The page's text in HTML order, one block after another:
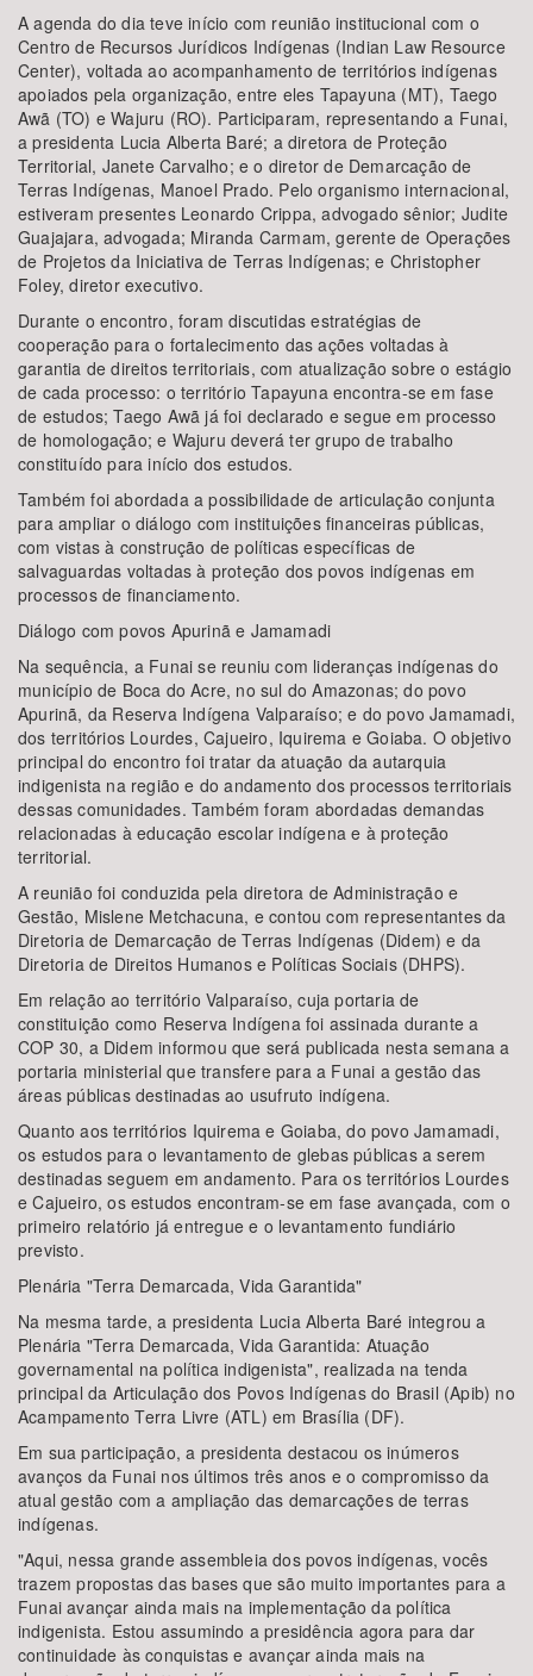
A agenda do dia teve início com reunião institucional com o
Centro de Recursos Jurídicos Indígenas (Indian Law Resource
Center), voltada ao acompanhamento de territórios indígenas
apoiados pela organização, entre eles Tapayuna (MT), Taego
Awã (TO) e Wajuru (RO). Participaram, representando a Funai,
a presidenta Lucia Alberta Baré; a diretora de Proteção
Territorial, Janete Carvalho; e o diretor de Demarcação de
Terras Indígenas, Manoel Prado. Pelo organismo internacional,
estiveram presentes Leonardo Crippa, advogado sênior; Judite
Guajajara, advogada; Miranda Carmam, gerente de Operações
de Projetos da Iniciativa de Terras Indígenas; e Christopher
Foley, diretor executivo.
Durante o encontro, foram discutidas estratégias de
cooperação para o fortalecimento das ações voltadas à
garantia de direitos territoriais, com atualização sobre o estágio
de cada processo: o território Tapayuna encontra-se em fase
de estudos; Taego Awã já foi declarado e segue em processo
de homologação; e Wajuru deverá ter grupo de trabalho
constituído para início dos estudos.
Também foi abordada a possibilidade de articulação conjunta
para ampliar o diálogo com instituições financeiras públicas,
com vistas à construção de políticas específicas de
salvaguardas voltadas à proteção dos povos indígenas em
processos de financiamento.
Diálogo com povos Apurinã e Jamamadi
Na sequência, a Funai se reuniu com lideranças indígenas do
município de Boca do Acre, no sul do Amazonas; do povo
Apurinã, da Reserva Indígena Valparaíso; e do povo Jamamadi,
dos territórios Lourdes, Cajueiro, Iquirema e Goiaba. O objetivo
principal do encontro foi tratar da atuação da autarquia
indigenista na região e do andamento dos processos territoriais
dessas comunidades. Também foram abordadas demandas
relacionadas à educação escolar indígena e à proteção
territorial.
A reunião foi conduzida pela diretora de Administração e
Gestão, Mislene Metchacuna, e contou com representantes da
Diretoria de Demarcação de Terras Indígenas (Didem) e da
Diretoria de Direitos Humanos e Políticas Sociais (DHPS).
Em relação ao território Valparaíso, cuja portaria de
constituição como Reserva Indígena foi assinada durante a
COP 30, a Didem informou que será publicada nesta semana a
portaria ministerial que transfere para a Funai a gestão das
áreas públicas destinadas ao usufruto indígena.
Quanto aos territórios Iquirema e Goiaba, do povo Jamamadi,
os estudos para o levantamento de glebas públicas a serem
destinadas seguem em andamento. Para os territórios Lourdes
e Cajueiro, os estudos encontram-se em fase avançada, com o
primeiro relatório já entregue e o levantamento fundiário
previsto.
Plenária "Terra Demarcada, Vida Garantida"
Na mesma tarde, a presidenta Lucia Alberta Baré integrou a
Plenária "Terra Demarcada, Vida Garantida: Atuação
governamental na política indigenista", realizada na tenda
principal da Articulação dos Povos Indígenas do Brasil (Apib) no
Acampamento Terra Livre (ATL) em Brasília (DF).
Em sua participação, a presidenta destacou os inúmeros
avanços da Funai nos últimos três anos e o compromisso da
atual gestão com a ampliação das demarcações de terras
indígenas.
"Aqui, nessa grande assembleia dos povos indígenas, vocês
trazem propostas das bases que são muito importantes para a
Funai avançar ainda mais na implementação da política
indigenista. Estou assumindo a presidência agora para dar
continuidade às conquistas e avançar ainda mais na